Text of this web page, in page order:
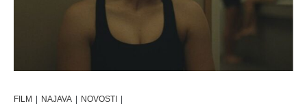
FILM | NAJAVA | NOVOSTI |